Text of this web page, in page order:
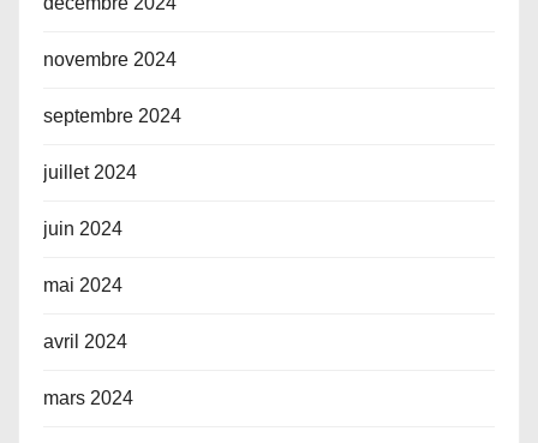
novembre 2024
septembre 2024
juillet 2024
juin 2024
mai 2024
avril 2024
mars 2024